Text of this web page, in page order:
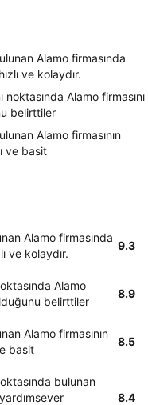
Alamo firmasında
ve kolaydır.
Alamo firmasını
belirttiler
Alamo firmasının
ve basit
Alamo firmasında
ve kolaydır.
9.3
Alamo
belirttiler
8.9
Alamo firmasının
basit
8.5
bulunan
8.4